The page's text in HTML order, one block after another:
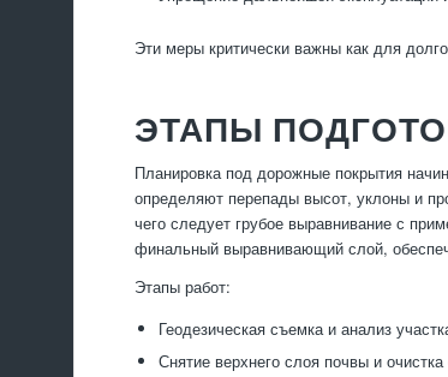
Эти меры критически важны как для
ЭТАПЫ
Планировка под дорожные покрытия
определяют перепады высот, уклоны и
чего следует грубое выравнивание с
финальный выравнивающий слой,
Этапы работ:
Геодезическая съемка и анализ
Снятие верхнего слоя почвы и очистка